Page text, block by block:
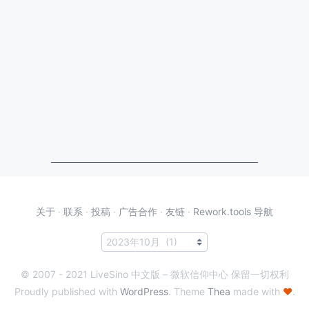
关于 · 联系 · 投稿 · 广告合作 · 友链 · Rework.tools 导航
© 2007 - 2021 LiveSino 中文版 – 微软信仰中心 保留一切权利
Proudly published with WordPress. Theme Thea made with ♥.